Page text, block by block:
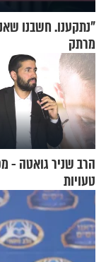
"נתקענו. חשבנו
מרתק
הרב שניר גואטה -
טעויות